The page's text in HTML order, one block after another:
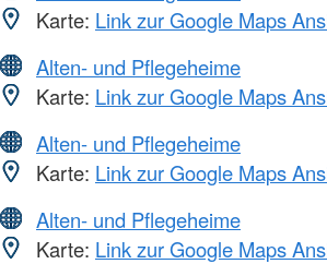
Karte: Link zur Google Maps
Alten- und Pflegeheime
Karte: Link zur Google Maps
Alten- und Pflegeheime
Karte: Link zur Google Maps
Alten- und Pflegeheime
Karte: Link zur Google Maps